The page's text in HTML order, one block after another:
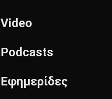
Video
Podcasts
Εφημερίδες